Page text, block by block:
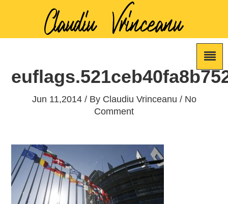
Jun 11,2014 / By Claudiu Vrinceanu / No
Comment